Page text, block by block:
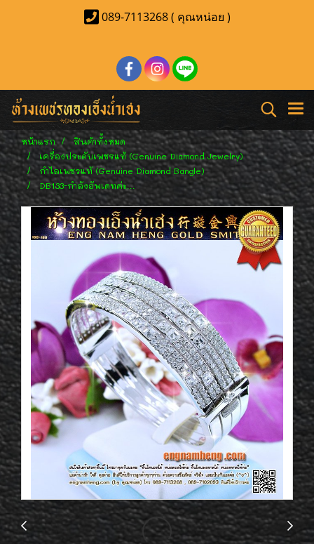
089-7113268 ( คุณหน่อย )
หน้าแรก
สินค้าทั้งหมด
เครื่องประดับเพชรแท้ (Genuine Diamond Jewelry)
กำไลเพชรแท้ (Genuine Diamond Bangle)
DB133-กำลังอัพเดทค่ะ...